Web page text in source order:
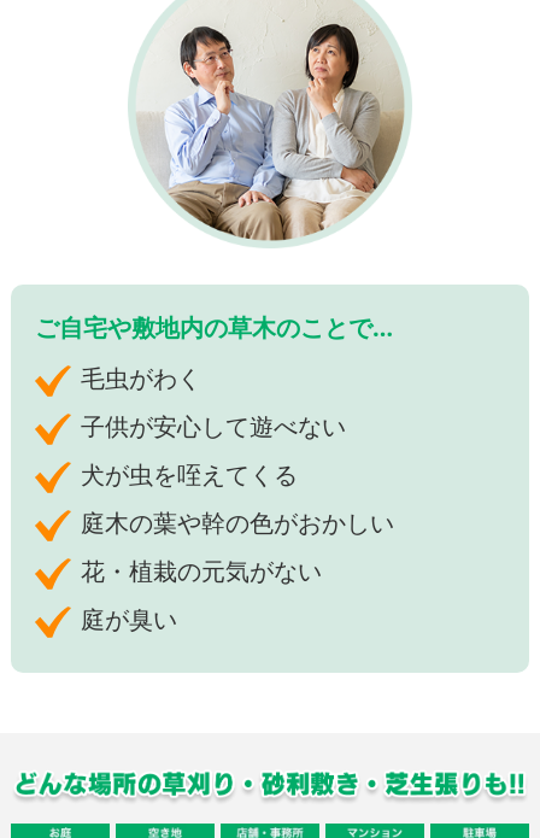
ご自宅や敷地内の草木のことで…
毛虫がわく
子供が安心して遊べない
犬が虫を咥えてくる
庭木の葉や幹の色がおかしい
花・植栽の元気がない
庭が臭い